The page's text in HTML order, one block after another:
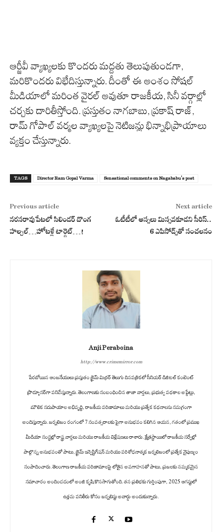
ఆర్జీవీ వ్యాఖ్యలకు కొందరు మద్దతు తెలుపుతుండగా,
మరికొందరు విభేదిస్తున్నారు. దీంతో ఈ అంశం సోషల్
మీడియాలో మరింత వైరల్ అవుతూ రాజకీయ, సినీ వర్గాల్లో
చర్చకు దారితీస్తోంది. ప్రస్తుతం నాగబాబు, ప్రకాష్ రాజ్,
రామ్ గోపాల్ వర్మల వ్యాఖ్యలపై నెటిజన్లు భిన్నాభిప్రాయాలు
వ్యక్తం చేస్తున్నారు.
TAGS Director Ram Gopal Varma Sensational comments on Nagababu's post
Previous article
నరసరావుపేటలో సిలిండర్ దొంగ
హల్చల్…హోటళ్లే టార్గెట్…!
Next article
ఓటీటీలో అస్సలు మిస్సవకూడని సీరిస్..
6 ఎపిసోడ్స్‌తో సంచలనం
Anji Peraboina
http://www.crimemirror.com
పేరబోయిన ఆంజనేయులు ప్రస్తుతం క్రైమ్ మిర్రర్ తెలుగు దినపత్రికలో సీనియర్ డిజిటల్ కంటెంట్
ప్రొడ్యూసర్‌గా పనిచేస్తున్నారు. తెలంగాణకు సంబంధించిన తాజా వార్తలు, ప్రభుత్వ పథకాల అప్డేట్లు,
మౌలిక సదుపాయాల అభివృద్ధి, రాజకీయ పరిణామాలు మరియు ప్రత్యేక కథనాలను సమగ్రంగా
అందిస్తున్నారు. జర్నలిజం రంగంలో 7 సంవత్సరాలకు పైగా అనుభవం కలిగిన ఆయన, గతంలో ప్రముఖ
మీడియా సంస్థల్లో రాష్ట్ర వార్తలు మరియు రాజకీయ విశ్లేషణలు రాశారు. క్షేత్రస్థాయిలో రాజకీయ సర్వేల్లో
పాల్గొన్న అనుభవంతో పాటు, క్రైమ్ ఇన్వెస్టిగేషన్ మరియు పరిశోధనాత్మక జర్నలిజంలో ప్రత్యేక నైపుణ్యం
సంపాదించారు. తెలంగాణ రాజకీయ పరిణామాలపై లోతైన అవగాహనతో పాటు, ప్రజలకు నమ్మకమైన
సమాచారం అందించడంలో అంజి కృషి కొనసాగుతోంది. తన ప్రతిభకు గుర్తింపుగా, 2025 ఆగస్టులో
ఉత్తమ పనితీరు కోసం జర్నలిస్టు అవార్డు అందుకున్నారు.